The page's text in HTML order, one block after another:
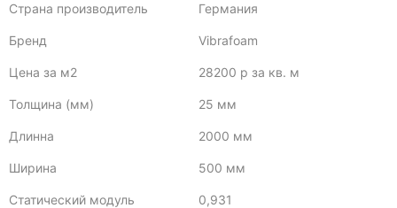
Страна производитель Германия
Бренд Vibrafoam
Цена за м2 28200 р за кв. м
Толщина (мм) 25 мм
Длинна 2000 мм
Ширина 500 мм
Статический модуль
0,931